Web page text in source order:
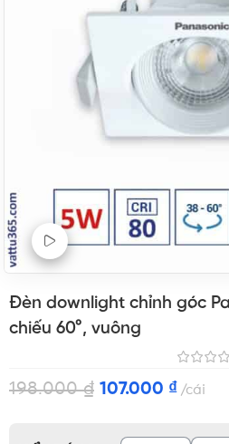
Xem Video sản phẩm
Đèn downlight chỉnh góc
chiếu 60°, vuông
198.000₫ 107.000 ₫ cái